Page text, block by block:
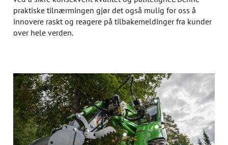
praktiske tilnærmingen gjør det også mulig for oss å
innovere raskt og reagere på tilbakemeldinger fra kunder
over hele verden.